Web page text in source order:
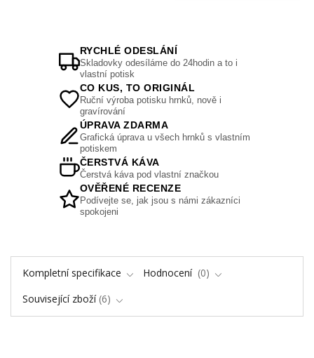
RYCHLÉ ODESLÁNÍ
Skladovky odesíláme do 24hodin a to i
vlastní potisk
CO KUS, TO ORIGINÁL
Ruční výroba potisku hrnků, nově i
gravírování
ÚPRAVA ZDARMA
Grafická úprava u všech hrnků s vlastním
potiskem
ČERSTVÁ KÁVA
Čerstvá káva pod vlastní značkou
OVĚŘENÉ RECENZE
Podívejte se, jak jsou s námi zákazníci
spokojeni
Kompletní specifikace Hodnocení
0
Související zboží 6